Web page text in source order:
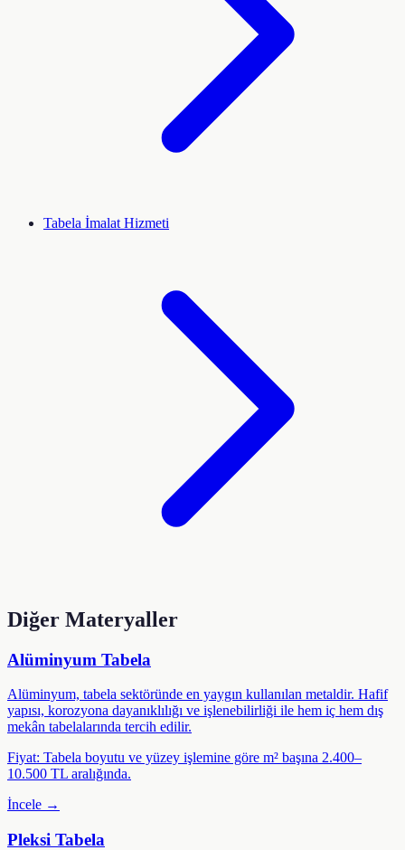
Tabela İmalat Hizmeti
Diğer Materyaller
Alüminyum Tabela
Alüminyum, tabela sektöründe en yaygın kullanılan metaldir. Hafif
yapısı, korozyona dayanıklılığı ve işlenebilirliği ile hem iç hem dış
mekân tabelalarında tercih edilir.
Fiyat: Tabela boyutu ve yüzey işlemine göre m² başına 2.400–
10.500 TL aralığında.
İncele →
Pleksi Tabela